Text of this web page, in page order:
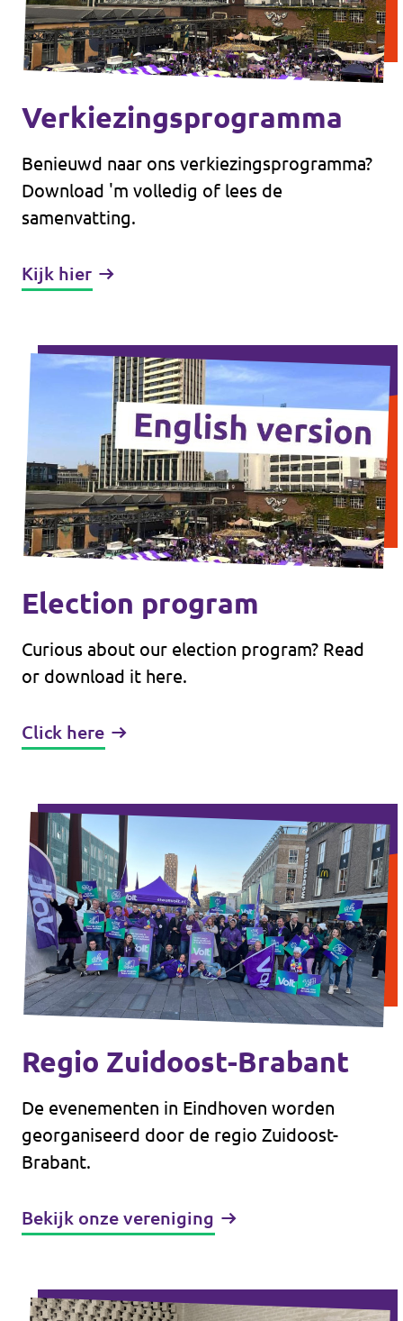
Eindhoven
Tilburg
Agenda
Steun Volt Brabant
Vacatures
Verkiezingsprogramma
Benieuwd naar ons verkiezingsprogramma?
Download 'm volledig of lees de
samenvatting.
Kijk hier
Election program
Curious about our election program? Read
or download it here.
Click here
Regio Zuidoost-Brabant
De evenementen in Eindhoven worden
georganiseerd door de regio Zuidoost-
Brabant.
Bekijk onze vereniging